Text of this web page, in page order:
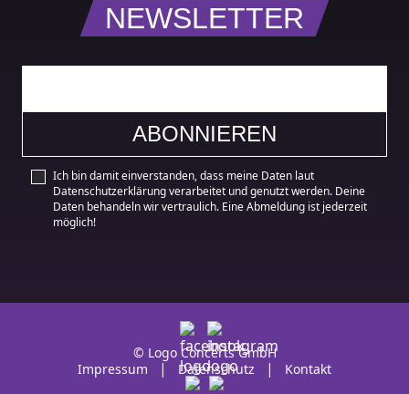
NEWSLETTER
Ich bin damit einverstanden, dass meine Daten laut
Datenschutzerklärung verarbeitet und genutzt werden. Deine
Daten behandeln wir vertraulich. Eine Abmeldung ist jederzeit
möglich!
© Logo Concerts GmbH
Impressum
Datenschutz Kontakt